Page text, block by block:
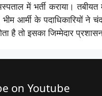
में भर्ती कराया।
आर्मी के पदाधिकारियों ने
तो इसका जिम्मेदार
on Youtube​